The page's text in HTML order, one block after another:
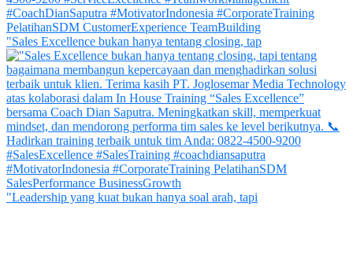
"Sales Excellence bukan hanya tentang closing, tap
"Leadership yang kuat bukan hanya soal arah, tapi